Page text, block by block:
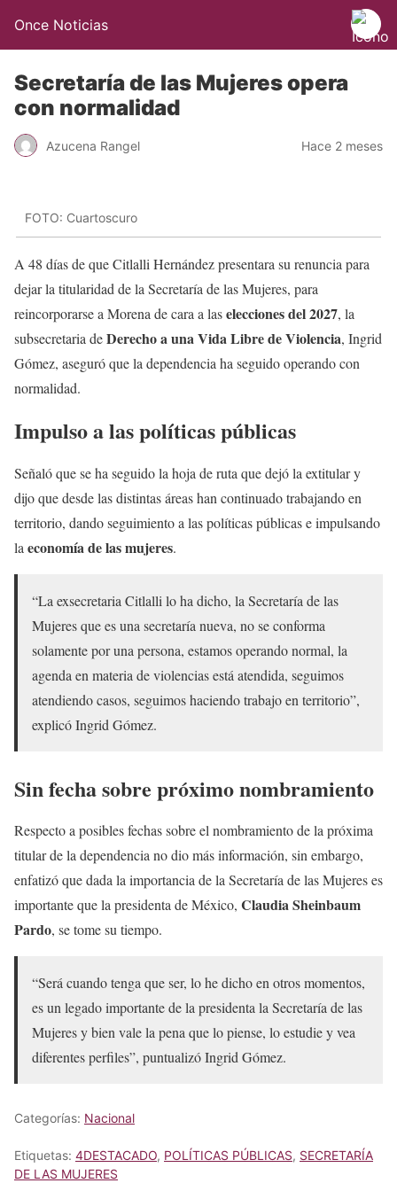
Once Noticias
Secretaría de las Mujeres opera
con normalidad
Azucena Rangel Hace 2 meses
FOTO: Cuartoscuro
A 48 días de que Citlalli Hernández presentara su renuncia para
dejar la titularidad de la Secretaría de las Mujeres, para
reincorporarse a Morena de cara a laselecciones del 2027, la
subsecretaria deDerecho a una Vida Libre de Violencia, Ingrid
Gómez, aseguró que la dependencia ha seguido operando con
normalidad.
Impulso a las políticas públicas
Señaló que se ha seguido la hoja de ruta que dejó la extitular y
dijo que desde las distintas áreas han continuado trabajando en
territorio, dando seguimiento a las políticas públicas e impulsando
la economía de las mujeres.
“La exsecretaria Citlalli lo ha dicho, la Secretaría de las
Mujeres que es una secretaría nueva, no se conforma
solamente por una persona, estamos operando normal, la
agenda en materia de violencias está atendida, seguimos
atendiendo casos, seguimos haciendo trabajo en territorio”,
explicó Ingrid Gómez.
Sin fecha sobre próximo nombramiento
Respecto a posibles fechas sobre el nombramiento de la próxima
titular de la dependencia no dio más información, sin embargo,
enfatizó que dada la importancia de la Secretaría de las Mujeres es
importante que la presidenta de México, Claudia Sheinbaum
Pardo, se tome su tiempo.
“Será cuando tenga que ser, lo he dicho en otros momentos,
es un legado importante de la presidenta la Secretaría de las
Mujeres y bien vale la pena que lo piense, lo estudie y vea
diferentes perfiles”, puntualizó Ingrid Gómez.
Categorías: Nacional
Etiquetas: 4DESTACADO, POLÍTICAS PÚBLICAS, SECRETARÍA
DE LAS MUJERES